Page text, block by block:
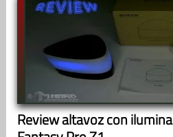
Review altavoz con